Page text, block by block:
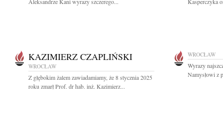
KAZIMIERZ CZAPLIŃSKI
WROCŁAW
Z głębokim żalem zawiadamiamy, że 8 stycznia 2025
roku zmarł Prof. dr hab. inż. Kazimierz...
WROCŁAW
Wyrazy
Namysłowi z